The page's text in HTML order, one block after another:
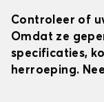
Controleer of
Omdat ze
specificaties,
herroeping.